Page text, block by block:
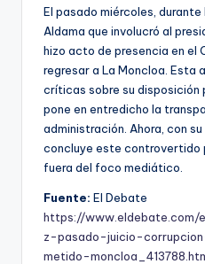
El pasado miércoles,
Aldama que involucró al
hizo acto de presencia en el
regresar a La Moncloa. Esta
críticas sobre su disposición
pone en entredicho la
administración. Ahora, con
concluye este controvertido
fuera del foco mediático.
Fuente: El Debate
https://www.eldebate.com/
z-pasado-juicio-
metido-